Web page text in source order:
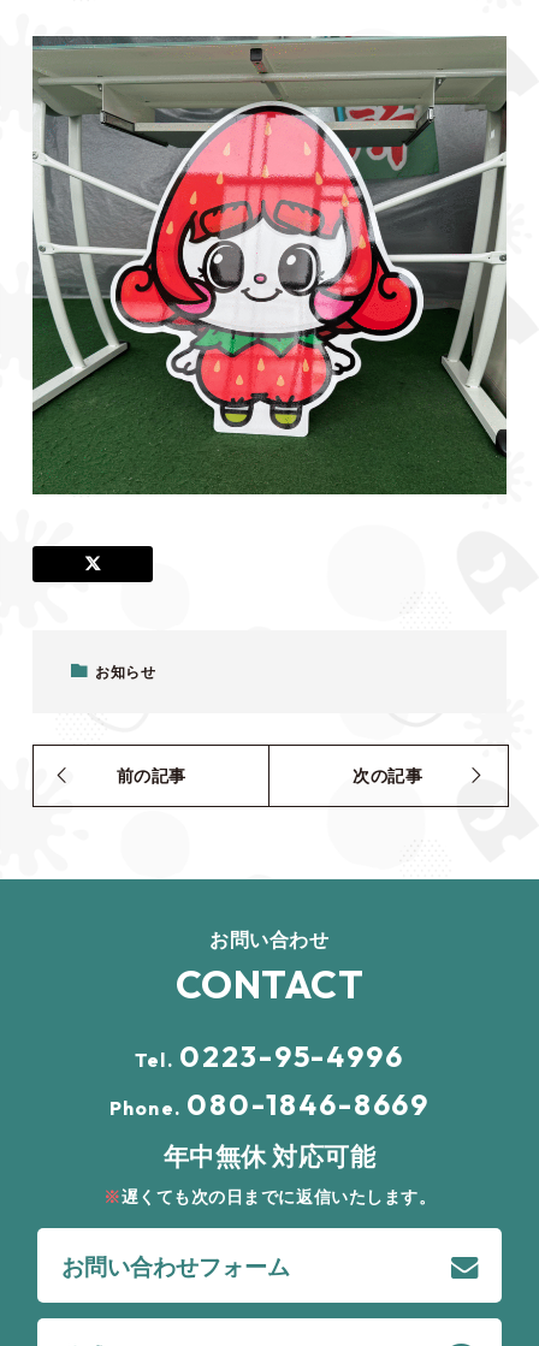
お知らせ
前の記事 次の記事
お問い合わせ
CONTACT
Tel. 0223-95-4996
Phone. 080-1846-8669
年中無休 対応可能
遅くても次の日までに返信いたします。
お問い合わせフォーム